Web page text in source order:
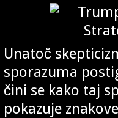
Unatoč
sporazuma
čini se kako taj
pokazuje